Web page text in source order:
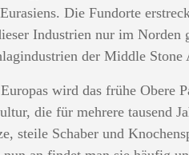
Die Fundorte
Industrien nur im Norden
der Middle Stone
wird das frühe Obere
die für mehrere tausend
steile Schaber und